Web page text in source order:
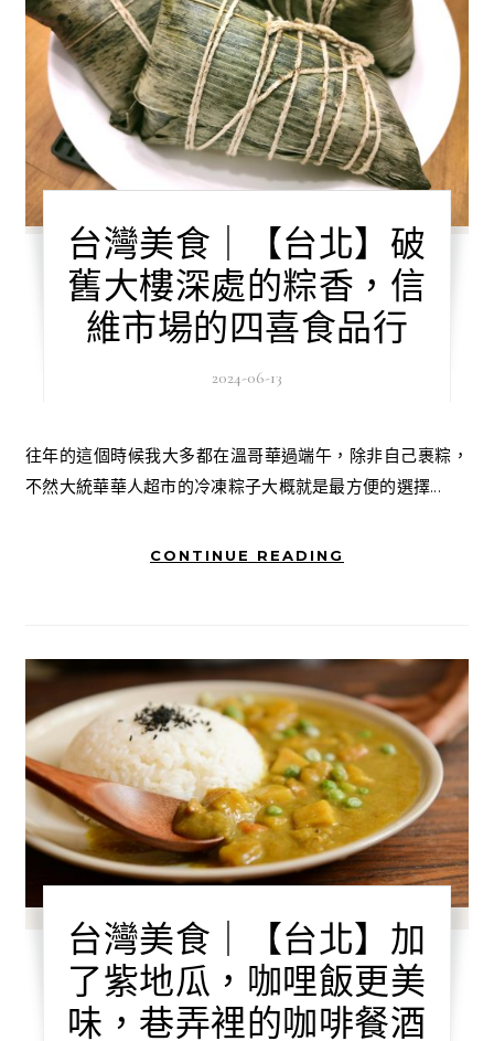
台灣美食｜【台北】破
舊大樓深處的粽香，信
維市場的四喜食品行
2024-06-13
往年的這個時候我大多都在溫哥華過端午，除非自己裹粽，
不然大統華華人超市的冷凍粽子大概就是最方便的選擇...
CONTINUE READING
台灣美食｜【台北】加
了紫地瓜，咖哩飯更美
味，巷弄裡的咖啡餐酒